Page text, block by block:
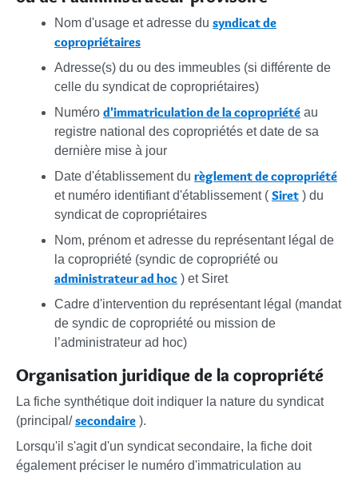
Nom d'usage et adresse du syndicat de
copropriétaires
Adresse(s) du ou des immeubles (si différente de
celle du syndicat de copropriétaires)
Numéro d'immatriculation de la copropriété au
registre national des copropriétés et date de sa
dernière mise à jour
Date d'établissement du règlement de copropriété
et numéro identifiant d'établissement ( Siret ) du
syndicat de copropriétaires
Nom, prénom et adresse du représentant légal de
la copropriété (syndic de copropriété ou
administrateur ad hoc ) et Siret
Cadre d'intervention du représentant légal (mandat
de syndic de copropriété ou mission de
l’administrateur ad hoc)
Organisation juridique de la copropriété
La fiche synthétique doit indiquer la nature du syndicat
(principal/ secondaire ).
Lorsqu'il s'agit d'un syndicat secondaire, la fiche doit
également préciser le numéro d'immatriculation au